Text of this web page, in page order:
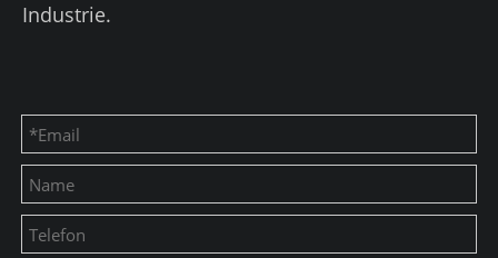
Industrie.